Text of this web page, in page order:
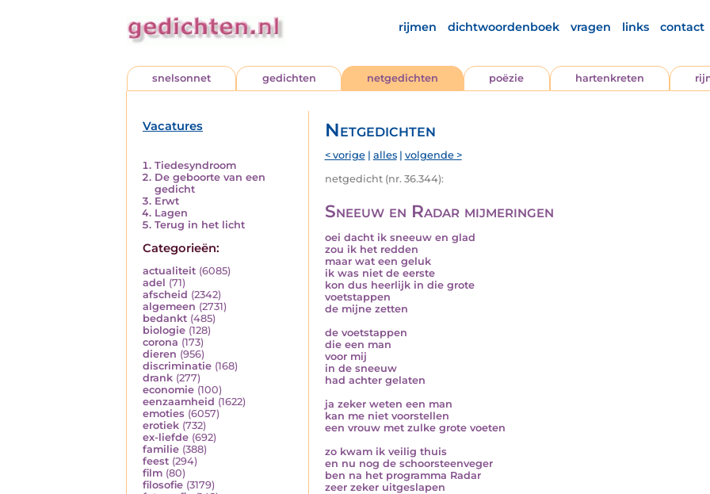
rijmen dichtwoordenboek vragen links contact
snelsonnet gedichten netgedichten poëzie hartenkreten
Vacatures
Tiedesyndroom
De geboorte van een
gedicht
Erwt
Lagen
Terug in het licht
Categorieën:
actualiteit (6085)
adel (71)
afscheid (2342)
algemeen (2731)
bedankt (485)
biologie (128)
corona (173)
dieren (956)
discriminatie (168)
drank (277)
economie (100)
eenzaamheid (1622)
emoties (6057)
erotiek (732)
ex-liefde (692)
familie (388)
feest (294)
film (80)
filosofie (3179)
Netgedichten
< vorige| alles| volgende >
netgedicht (nr. 36.344):
Sneeuw en Radar mijmeringen
oei dacht ik sneeuw en glad
zou ik het redden
maar wat een geluk
ik was niet de eerste
kon dus heerlijk in die grote
voetstappen
de mijne zetten
de voetstappen
die een man
voor mij
in de sneeuw
had achter gelaten
ja zeker weten een man
kan me niet voorstellen
een vrouw met zulke grote voeten
zo kwam ik veilig thuis
en nu nog de schoorsteenveger
ben na het programma Radar
zeer zeker uitgeslapen